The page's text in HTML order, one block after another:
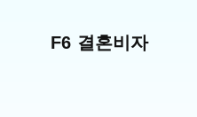
F6 결혼비자